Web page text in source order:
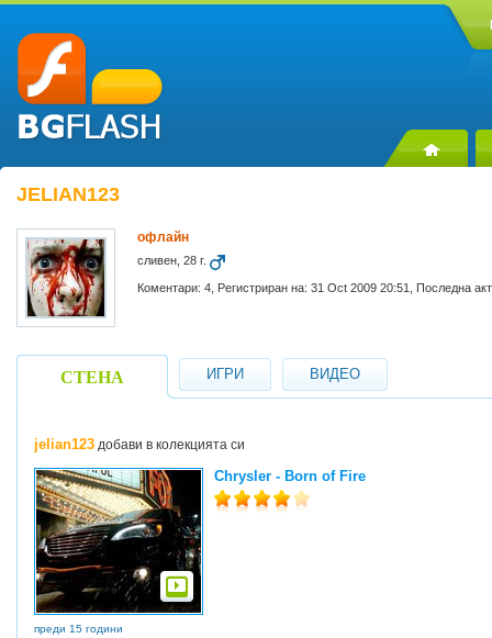
JELIAN123
офлайн
сливен, 28 г.
Коментари: 4, Регистриран на: 31 Oct 2009 20:51, Последна
СТЕНА ИГРИ ВИДЕО
jelian123 добави в колекцията си
Chrysler - Born of Fire
преди 15 години